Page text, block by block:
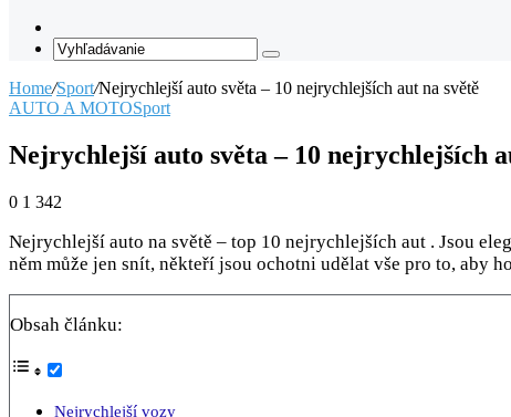
Article
Vyhľadávanie
Home/Sport/Nejrychlejší auto světa – 10 nejrychlejších aut na světě
AUTO A MOTOSport
Nejrychlejší auto světa – 10 nejrychlejších
0 1 342
Nejrychlejší auto na světě – top 10 nejrychlejších aut . Jsou
něm může jen snít, někteří jsou ochotni udělat vše pro to, aby
Obsah článku:
Nejrychlejší vozy